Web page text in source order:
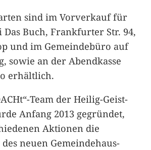
sind im Vorverkauf für
Das Buch, Frankfurter Str. 94,
und im Gemeindebüro auf
sowie an der Abendkasse
erhältlich.
Team der Heilig-Geist-
Anfang 2013 gegründet,
Aktionen die
neuen Gemeindehaus-